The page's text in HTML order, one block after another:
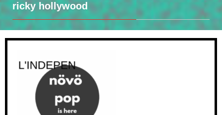
ricky hollywood